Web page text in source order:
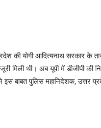
की योगी आदित्यनाथ सरकार के
मिली थी। अब यूपी में डीजीपी की
ने इस बाबत पुलिस महानिदेशक,